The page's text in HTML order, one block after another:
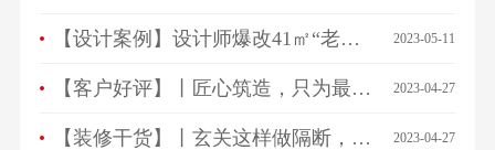
【设计案例】设计师爆改41㎡“老破小”，一房变三房，住祖孙三代五口人不拥挤！ 2023-05-11
【客户好评】丨匠心筑造，只为最美相遇，来看看ta们怎么说… 2023-04-27
【装修干货】丨玄关这样做隔断，一进门就被惊艳！ 2023-04-27